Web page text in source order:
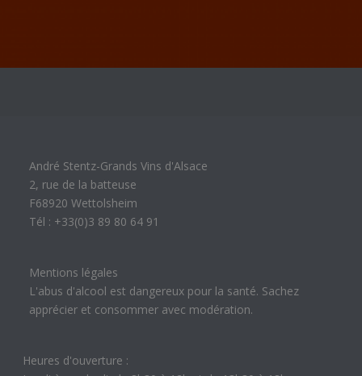
André Stentz-Grands Vins d'Alsace
2, rue de la batteuse
F68920 Wettolsheim
Tél : +33(0)3 89 80 64 91
Mentions légales
L'abus d'alcool est dangereux pour la santé. Sachez
apprécier et consommer avec modération.
Heures d'ouverture :